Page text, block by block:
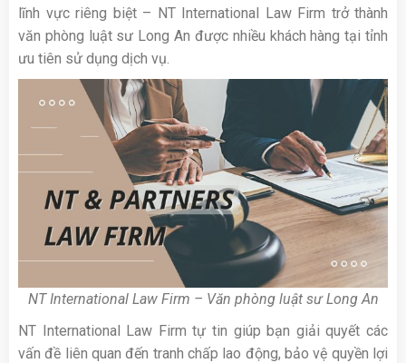
lĩnh vực riêng biệt – NT International Law Firm trở thành
văn phòng luật sư Long An được nhiều khách hàng tại tỉnh
ưu tiên sử dụng dịch vụ.
NT International Law Firm – Văn phòng luật sư Long An
NT International Law Firm tự tin giúp bạn giải quyết các
vấn đề liên quan đến tranh chấp lao động, bảo vệ quyền lợi